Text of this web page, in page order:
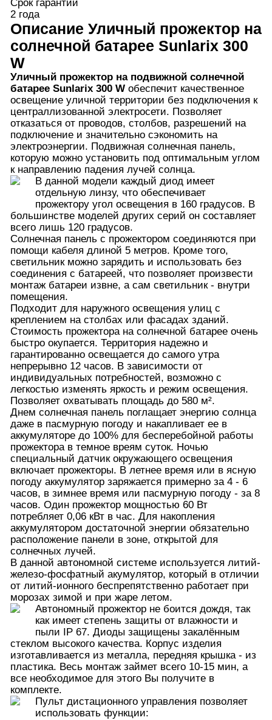
Срок гарантии
2 года
Описание Уличный прожектор на
солнечной батарее Sunlarix 300
W
Уличный прожектор на подвижной солнечной
батарее Sunlarix 300 W обеспечит качественное
освещение уличной территории без подключения к
централлизованной электросети. Позволяет
отказаться от проводов, столбов, разрешений на
подключение и значительно сэкономить на
электроэнергии. Подвижная солнечная панель,
которую можно установить под оптимальным углом
к направлению падения лучей солнца.
В данной модели каждый диод имеет
отдельную линзу, что обеспечивает
прожектору угол освещения в 160 градусов. В
большинстве моделей других серий он составляет
всего лишь 120 градусов.
Солнечная панель с прожектором соединяются при
помощи кабеля длиной 5 метров. Кроме того,
светильник можно зарядить и использовать без
соединения с батареей, что позволяет произвести
монтаж батареи извне, а сам светильник - внутри
помещения.
Подходит для наружного освещения улиц с
креплением на столбах или фасадах зданий.
Стоимость прожектора на солнечной батарее очень
быстро окупается. Территория надежно и
гарантированно освещается до самого утра
непрерывно 12 часов. В зависимости от
индивидуальных потребностей, возможно с
легкостью изменять яркость и режим освещения.
Позволяет охватывать площадь до 580 м².
Днем солнечная панель поглащает энергию солнца
даже в пасмурную погоду и накапливает ее в
аккумуляторе до 100% для бесперебойной работы
прожектора в темное вреям суток. Ночью
специальный датчик окружающего освещения
включает прожекторы. В летнее время или в ясную
погоду аккумулятор заряжается примерно за 4 - 6
часов, в зимнее время или пасмурную погоду - за 8
часов. Один прожектор мощностью 60 Вт
потребляет 0,06 кВт в час. Для накопления
аккумулятором достаточной энергии обязательно
расположение панели в зоне, открытой для
солнечных лучей.
В данной автономной системе используется литий-
железо-фосфатный акумулятор, который в отличии
от литий-ионного беспрепятственно работает при
морозах зимой и при жаре летом.
Автономный прожектор не боится дождя, так
как имеет степень защиты от влажности и
пыли IP 67. Диоды защищены закалённым
стеклом высокого качества. Корпус изделия
изготавливается из металла, передняя крышка - из
пластика. Весь монтаж займет всего 10-15 мин, а
все необходимое для этого Вы получите в
комплекте.
Пульт дистационного управления позволяет
использовать функции: